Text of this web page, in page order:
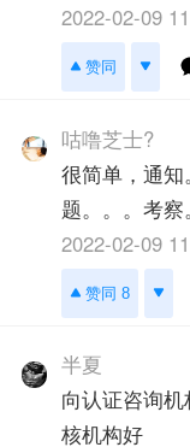
2022-02-09
赞同
咕噜芝士?
很简单，通
题。。。考
2022-02-09
赞同 8
半夏
向认证咨询
核机构好